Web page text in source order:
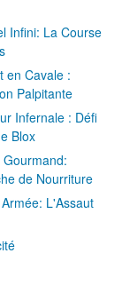
Infini: La Course
en Cavale :
Palpitante
Infernale : Défi
Blox
Gourmand:
de Nourriture
L'Assaut